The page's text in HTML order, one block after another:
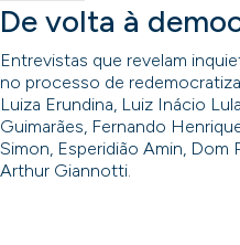
De volta à
Entrevistas que revelam
no processo de
Luiza Erundina, Luiz Inácio
Guimarães, Fernando
Simon, Esperidião Amin, Dom
Arthur Giannotti.